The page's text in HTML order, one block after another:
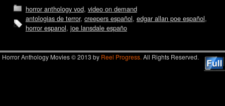
horror anthology vod, video on demand
antologias de terror, creepers español, edgar allan poe español,
horror espanol, joe lansdale españo
Horror Anthology Movies © 2013 by Reel Progress. All Rights Reserved.